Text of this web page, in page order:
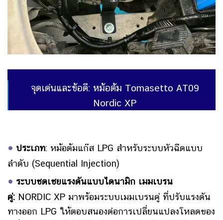
จุดเด่นและข้อดี: หม้อต้ม Tomasetto AT09
Nordic XP
• ประเภท: หม้อต้มแก๊ส LPG สำหรับระบบหัวฉีดแบบ
ลำดับ (Sequential Injection)
• ระบบชดเชยแรงดันแบบไดนามิก เมมเบรน
คู่: NORDIC XP มาพร้อมระบบเมมเบรนคู่ ที่ปรับแรงดัน
ทางออก LPG ให้ตอบสนองต่อการเปลี่ยนแปลงโหลดของ